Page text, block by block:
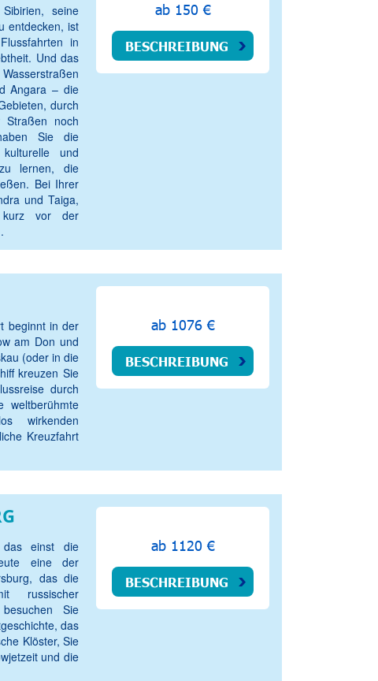
seine
entdecken, ist
in
Und das
Angara – die
durch
noch
Sie die
und
lernen, die
Bei Ihrer
und Taiga,
kurz vor der
ab 150 €
BESCHREIBUNG
beginnt in der
am Don und
(oder in die
kreuzen Sie
durch
weltberühmte
wirkenden
Kreuzfahrt
ab 1076 €
BESCHREIBUNG
einst die
eine der
das die
russischer
Sie
das
Klöster, Sie
und die
ab 1120 €
BESCHREIBUNG